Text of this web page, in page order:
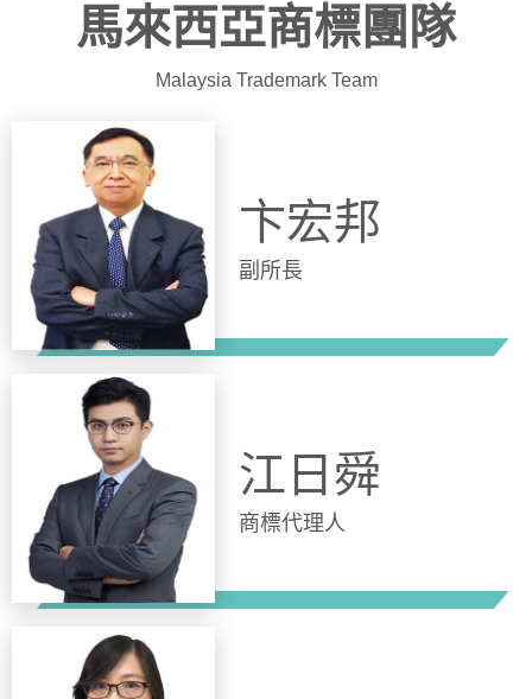
馬來西亞商標團隊
Malaysia Trademark Team
卞宏邦
副所長
江日舜
商標代理人